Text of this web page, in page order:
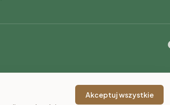
Akceptuj wszystkie